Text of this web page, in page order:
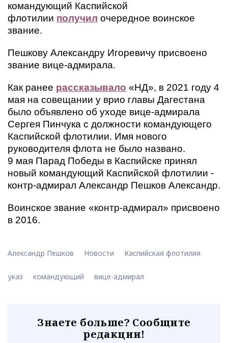
командующий Каспийской
флотилии получил очередное воинское
звание.
Пешкову Александру Игоревичу присвоено
звание вице-адмирала.
Как ранее рассказывало «НД», в 2021 году 4
мая на совещании у врио главы Дагестана
было объявлено об уходе вице-адмирала
Сергея Пинчука с должности командующего
Каспийской флотилии. Имя нового
руководителя флота не было названо.
9 мая Парад Победы в Каспийске принял
новый командующий Каспийской флотилии -
контр-адмирал Александр Пешков Александр.
Воинское звание «контр-адмирал» присвоено
в 2016.
Александр Пешков Новости Каспийская флотилия
указ командующий вице-адмирал
Знаете больше? Сообщите
редакции!